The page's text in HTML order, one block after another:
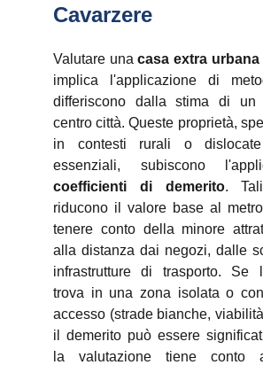
Cavarzere
Valutare unacasa extra urbana
implica l'applicazione di
differiscono dalla stima di un
centro città. Queste proprietà,
in contesti rurali o
essenziali, subiscono
coefficienti di demerito.
riducono il valore base al
tenere conto della minore
alla distanza dai negozi, dalle
infrastrutture di trasporto. Se
trova in una zona isolata o
accesso (strade bianche,
il demerito può essere
la valutazione tiene conto